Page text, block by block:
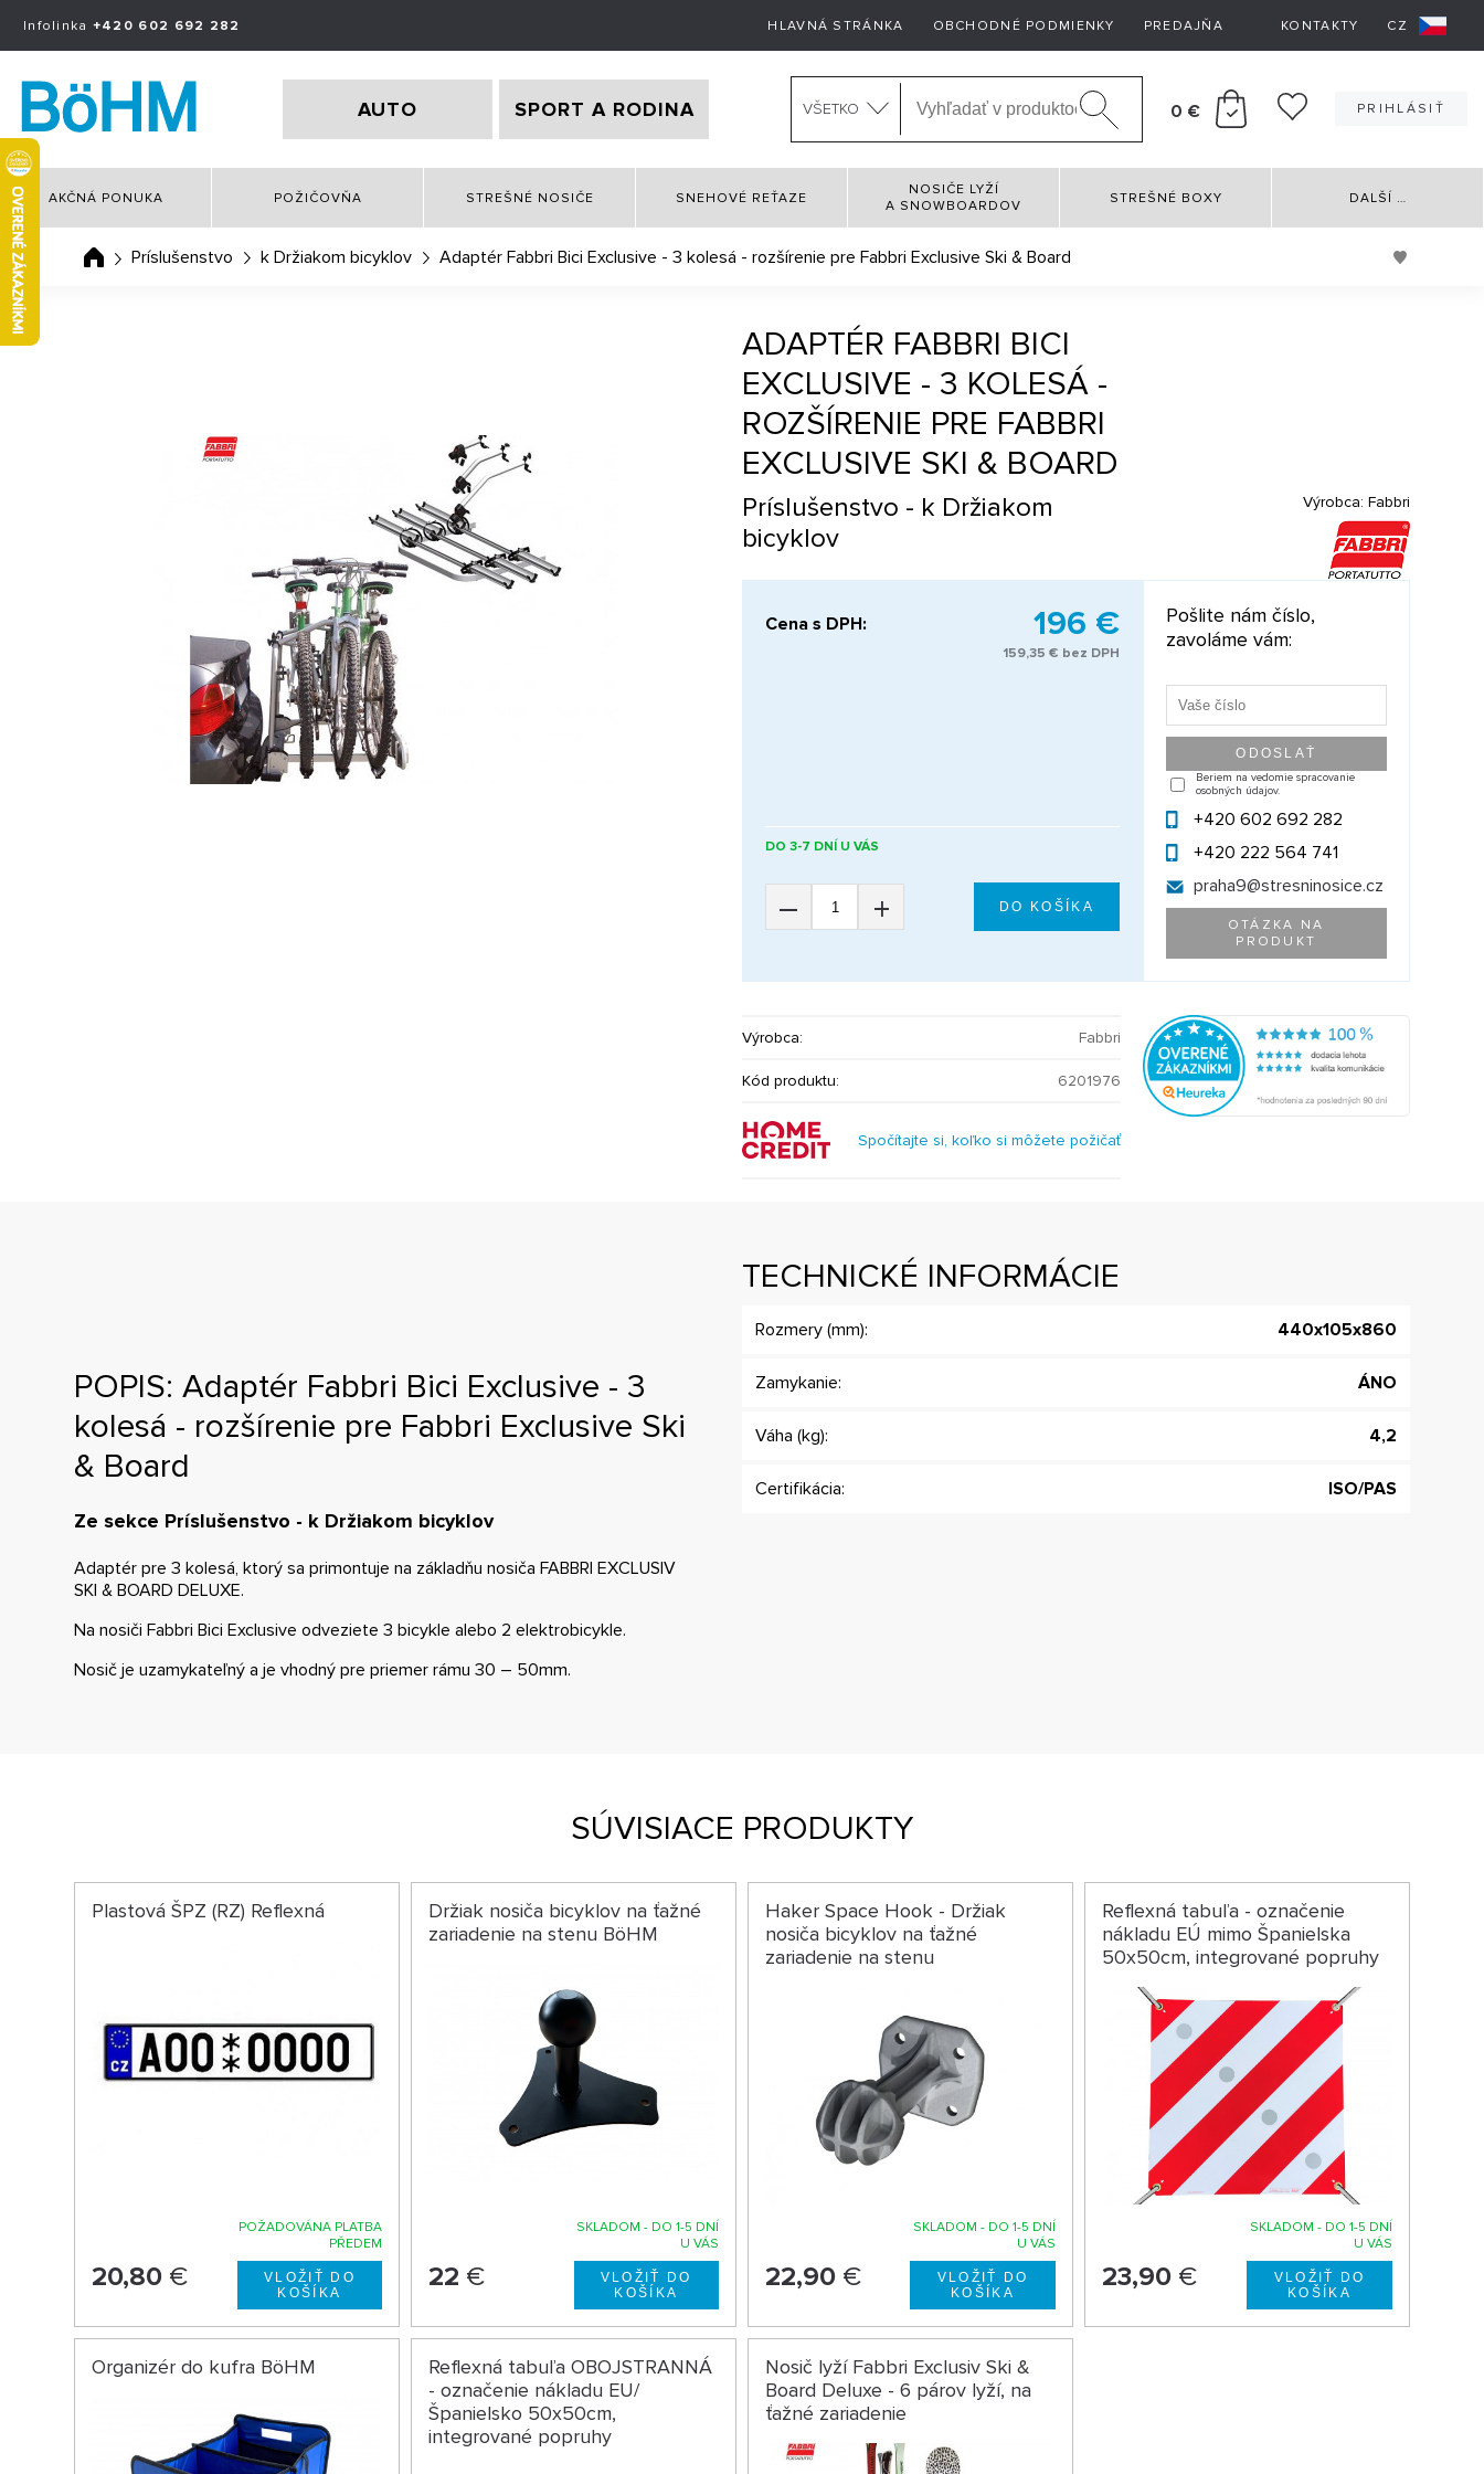
Infolinka +420 602 692 282 HLAVNÁ STRÁNKA OBCHODNÉ PODMIENKY PREDAJŇA KONTAKTY CZ
AUTO SPORT A RODINA VŠETKO 0 € PRIHLÁSIŤ
AKČNÁ PONUKA POŽIČOVŇA STREŠNÉ NOSIČE SNEHOVÉ REŤAZE
NOSIČE LYŽÍ
A SNOWBOARDOV
STREŠNÉ BOXY DALŠÍ …
Príslušenstvo k Držiakom bicyklov Adaptér Fabbri Bici Exclusive - 3 kolesá - rozšírenie pre Fabbri Exclusive Ski & Board
ADAPTÉR FABBRI BICI
EXCLUSIVE - 3 KOLESÁ -
ROZŠÍRENIE PRE FABBRI
EXCLUSIVE SKI & BOARD
Príslušenstvo - k Držiakom
bicyklov
Výrobca: Fabbri
Cena s DPH: 196 €
159,35 € bez DPH
DO 3-7 DNÍ U VÁS
– +
Pošlite nám číslo,
zavoláme vám:
Beriem na vedomie spracovanie
osobných údajov.
+420 602 692 282
+420 222 564 741
praha9@stresninosice.cz
OTÁZKA NA
PRODUKT
Výrobca: Fabbri
Kód produktu: 6201976
Spočítajte si, koľko si môžete požičať
POPIS: Adaptér Fabbri Bici Exclusive - 3
kolesá - rozšírenie pre Fabbri Exclusive Ski
& Board
Ze sekce Príslušenstvo - k Držiakom bicyklov
Adaptér pre 3 kolesá, ktorý sa primontuje na základňu nosiča FABBRI EXCLUSIV
SKI & BOARD DELUXE.
Na nosiči Fabbri Bici Exclusive odveziete 3 bicykle alebo 2 elektrobicykle.
Nosič je uzamykateľný a je vhodný pre priemer rámu 30 – 50mm.
TECHNICKÉ INFORMÁCIE
Rozmery (mm): 440x105x860
Zamykanie: ÁNO
Váha (kg): 4,2
Certifikácia: ISO/PAS
SÚVISIACE PRODUKTY
Plastová ŠPZ (RZ) Reflexná
POŽADOVÁNA PLATBA
PŘEDEM
20,80 €
Držiak nosiča bicyklov na ťažné
zariadenie na stenu BöHM
SKLADOM - DO 1-5 DNÍ
U VÁS
22 €
Haker Space Hook - Držiak
nosiča bicyklov na ťažné
zariadenie na stenu
SKLADOM - DO 1-5 DNÍ
U VÁS
22,90€
Reflexná tabuľa - označenie
nákladu EÚ mimo Španielska
50x50cm, integrované popruhy
SKLADOM - DO 1-5 DNÍ
U VÁS
23,90€
Organizér do kufra BöHM
Reflexná tabuľa OBOJSTRANNÁ
- označenie nákladu EU/
Španielsko 50x50cm,
integrované popruhy
Nosič lyží Fabbri Exclusiv Ski &
Board Deluxe - 6 párov lyží, na
ťažné zariadenie